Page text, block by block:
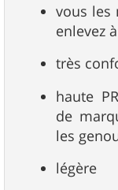
vous les
enlevez
très
haute
de
les
légère